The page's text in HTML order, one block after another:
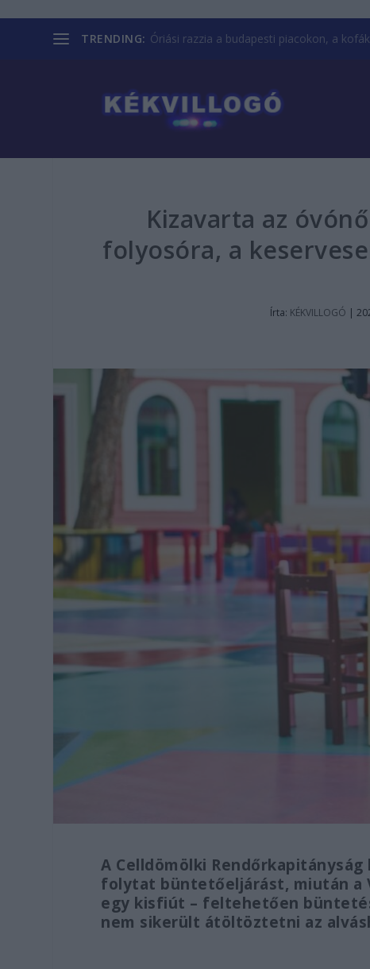
TRENDING: Óriási razzia a budapesti piacokon, a
Kizavarta az
folyosóra, a
Írta: KÉKVILLOGÓ |
A Celldömölki
folytat büntetőeljárást, miután a
egy kisfiút – feltehetően
nem sikerült átöltöztetni az